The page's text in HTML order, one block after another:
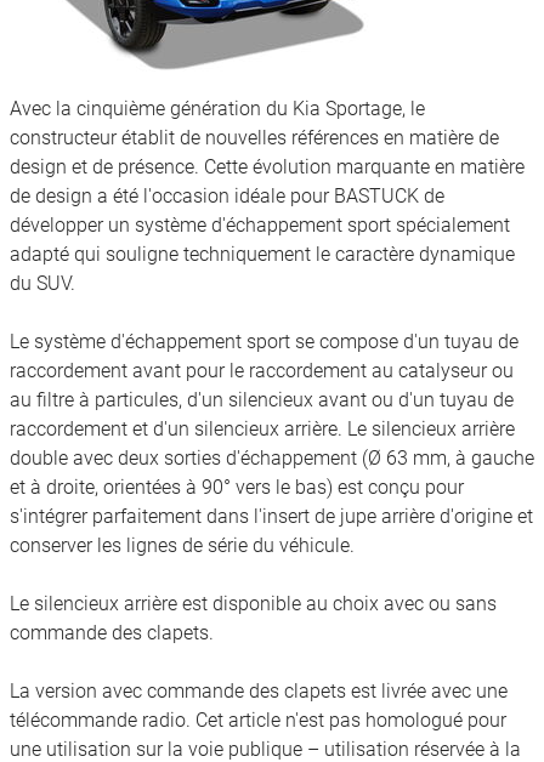
Avec la cinquième génération du Kia Sportage, le
constructeur établit de nouvelles références en matière de
design et de présence. Cette évolution marquante en matière
de design a été l'occasion idéale pour BASTUCK de
développer un système d'échappement sport spécialement
adapté qui souligne techniquement le caractère dynamique
du SUV.
Le système d'échappement sport se compose d'un tuyau de
raccordement avant pour le raccordement au catalyseur ou
au filtre à particules, d'un silencieux avant ou d'un tuyau de
raccordement et d'un silencieux arrière. Le silencieux arrière
double avec deux sorties d'échappement (Ø 63 mm, à gauche
et à droite, orientées à 90° vers le bas) est conçu pour
s'intégrer parfaitement dans l'insert de jupe arrière d'origine et
conserver les lignes de série du véhicule.
Le silencieux arrière est disponible au choix avec ou sans
commande des clapets.
La version avec commande des clapets est livrée avec une
télécommande radio. Cet article n'est pas homologué pour
une utilisation sur la voie publique – utilisation réservée à la